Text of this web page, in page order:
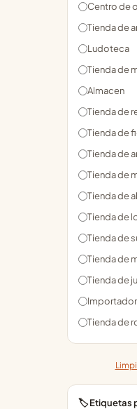
Centro de
Tienda de
Ludoteca
Tienda de
Almacen
Tienda de
Tienda de
Tienda de
Tienda de
Tienda de
Tienda de
Tienda de
Tienda de
Tienda de
Importador
Tienda de
🏷️ Etiquetas